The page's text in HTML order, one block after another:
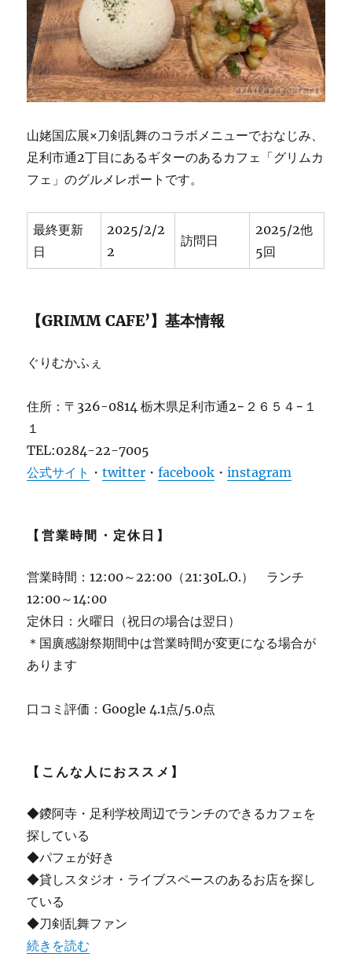
山姥国広展×刀剣乱舞のコラボメニューでおなじみ、
足利市通2丁目にあるギターのあるカフェ「グリムカ
フェ」のグルメレポートです。
最終更新
日
2025/2/2
2
訪問日
2025/2他
5回
【GRIMM CAFE’】基本情報
ぐりむかふぇ
住所：〒326-0814 栃木県足利市通2−２６５４−１
１
TEL:0284-22-7005
公式サイト ・twitter ・facebook ・instagram
【営業時間・定休日】
営業時間：12:00～22:00（21:30L.O.） ランチ
12:00～14:00
定休日：火曜日（祝日の場合は翌日）
＊国廣感謝祭期間中は営業時間が変更になる場合が
あります
口コミ評価：Google 4.1点/5.0点
【こんな人におススメ】
◆鑁阿寺・足利学校周辺でランチのできるカフェを
探している
◆パフェが好き
◆貸しスタジオ・ライブスペースのあるお店を探し
ている
◆刀剣乱舞ファン
“【足利】グリムカフェ ～ミュージシャンが集うカフ
続きを読む